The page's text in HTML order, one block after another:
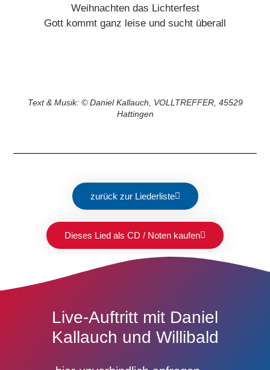
Weihnachten das Lichterfest
Gott kommt ganz leise und sucht überall
Text & Musik: © Daniel Kallauch, VOLLTREFFER, 45529
Hattingen
zurück zur Liederliste
Dieses Lied als CD / Noten kaufen
Live-Auftritt mit Daniel
Kallauch und Willibald